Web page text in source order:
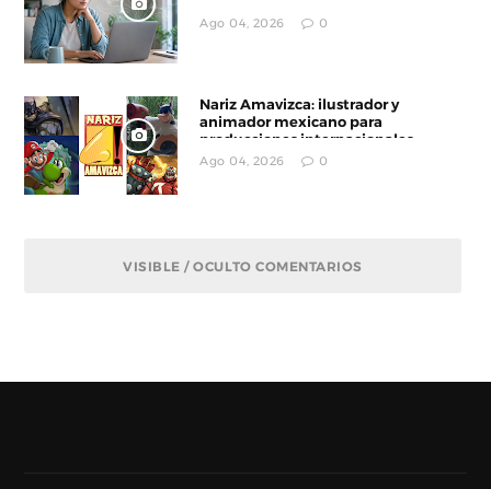
Ago 04, 2026 0
Nariz Amavizca: ilustrador y
animador mexicano para
producciones internacionales
Ago 04, 2026 0
VISIBLE / OCULTO COMENTARIOS